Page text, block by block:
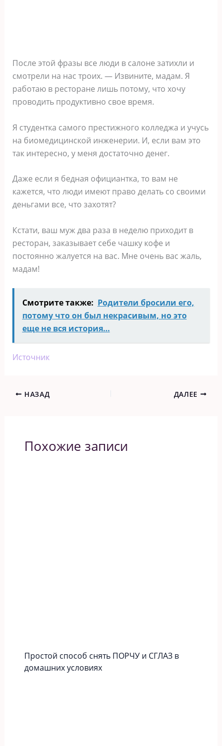
После этой фразы все люди в салоне затихли и
смотрели на нас троих. — Извините, мадам. Я
работаю в ресторане лишь потому, что хочу
проводить продуктивно свое время.
Я студентка самого престижного колледжа и учусь
на биомедицинской инженерии. И, если вам это
так интересно, у меня достаточно денег.
Даже если я бедная официантка, то вам не
кажется, что люди имеют право делать со своими
деньгами все, что захотят?
Кстати, ваш муж два раза в неделю приходит в
ресторан, заказывает себе чашку кофе и
постоянно жалуется на вас. Мне очень вас жаль,
мадам!
Смотрите также: Родители бросили его,
потому что он был некрасивым, но это
еще не вся история…
Источник
НАЗАД ДАЛЕЕ
Похожие записи
Простой способ снять ПОРЧУ и СГЛАЗ в
домашних условиях